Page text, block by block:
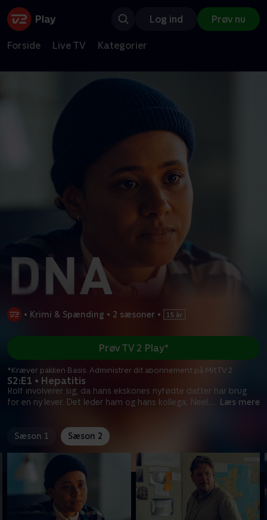
Log ind Prøv nu
Forside Live TV Kategorier
• Krimi & Spænding • 2 sæsoner •
S2:E1 • Hepatitis
Rolf involverer sig, da hans ekskones nyfødte datter har brug
for en ny lever. Det leder ham og hans kollega, Neel,... Læs mere
Prøv TV 2 Play*
*Kræver pakken Basis. Administrer dit abonnement på Mit TV 2.
Sæson 1 Sæson 2